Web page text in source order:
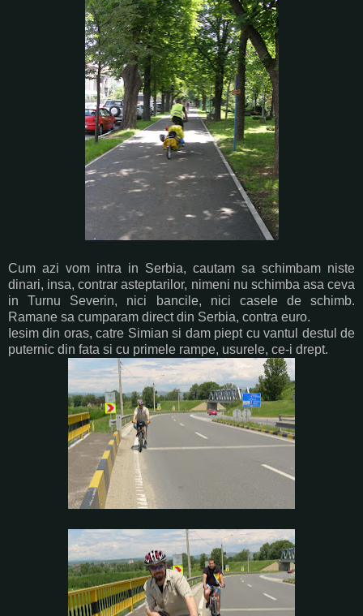
Cum azi vom intra in Serbia, cautam sa schimbam niste
dinari, insa, contrar asteptarilor, nimeni nu schimba asa ceva
in Turnu Severin, nici bancile, nici casele de schimb.
Ramane sa cumparam direct din Serbia, contra euro.
Iesim din oras, catre Simian si dam piept cu vantul destul de
puternic din fata si cu primele rampe, usurele, ce-i drept.